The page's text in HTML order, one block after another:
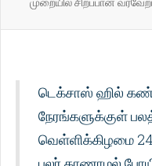
டெக்சாஸ் ஹில்
நேரங்களுக்குள்
வெள்ளிக்கிழமை 24